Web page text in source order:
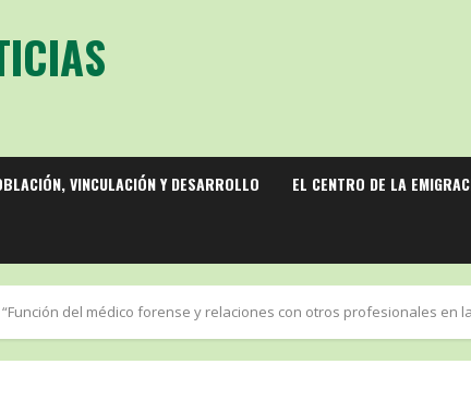
VINCULACIÓN Y DESARROLLO EL CENTRO DE LA
del médico forense y relaciones con otros profesionales en